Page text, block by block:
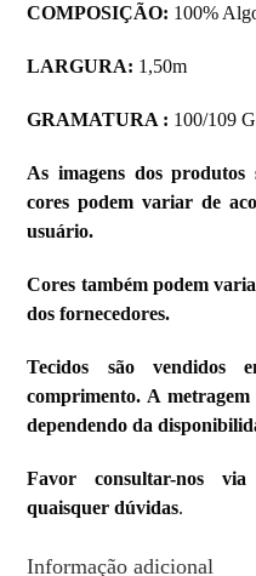
COMPOSIÇÃO: 100%
LARGURA: 1,50m
GRAMATURA : 100/109
As imagens dos produtos
cores podem variar de
usuário.
Cores também podem
dos fornecedores.
Tecidos são
comprimento. A metragem
dependendo da
Favor consultar-nos
quaisquer dúvidas.
Informação adicional